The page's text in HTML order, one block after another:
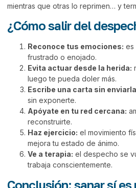
mientras que otras lo reprimen… y
¿Cómo salir del
Reconoce tus emociones: es
frustrado o enojado.
Evita actuar desde la herida:
luego te pueda doler más.
Escribe una carta sin
sin exponerte.
Apóyate en tu red cercana:
reconstruirte.
Haz ejercicio: el movimiento
mejora tu estado de ánimo.
Ve a terapia: el despecho se
trabaja conscientemente.
Conclusión: sanar sí es